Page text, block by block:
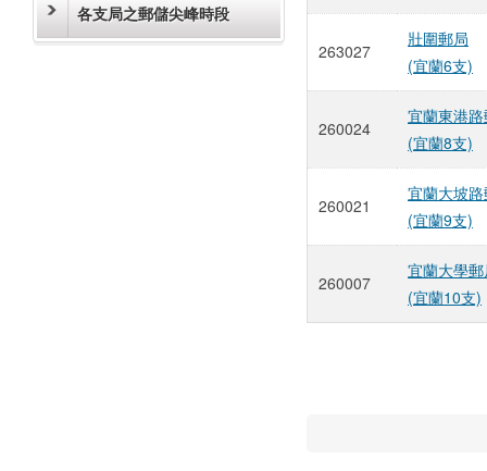
各支局之郵儲尖峰時段
263027
壯圍郵局
(宜蘭6支)
260024
宜蘭東港
(宜蘭8支)
260021
宜蘭大坡
(宜蘭9支)
260007
宜蘭大學
(宜蘭10支)